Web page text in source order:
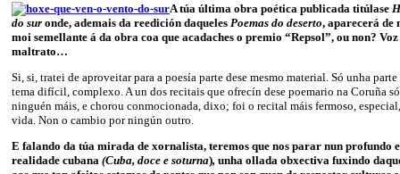
A túa última obra poética publicada titúlase
do sur onde, ademais da reedición daqueles Poemas do deserto, aparecerá de
moi semellante á da obra coa que acadaches o premio “Repsol”, ou non?
maltrato…
Si, si, tratei de aproveitar para a poesía parte dese mesmo material. Só unha
tema difícil, complexo. A un dos recitais que ofrecín dese poemario na Coruña
ninguén máis, e chorou conmocionada, dixo; foi o recital máis fermoso,
vida. Non o cambio por ningún outro.
E falando da túa mirada de xornalista, teremos que nos parar nun profundo
realidade cubana (Cuba, doce e soturna), unha ollada obxectiva fuxindo